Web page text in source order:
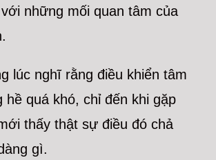
những mối quan tâm của
lúc nghĩ rằng điều khiển tâm
hề quá khó, chỉ đến khi gặp
thấy thật sự điều đó chả
gì.